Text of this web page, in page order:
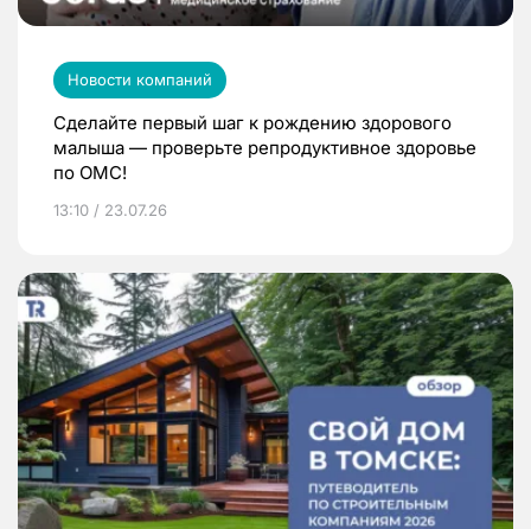
Новости компаний
Сделайте первый шаг к рождению здорового
малыша — проверьте репродуктивное здоровье
по ОМС!
13:10 / 23.07.26